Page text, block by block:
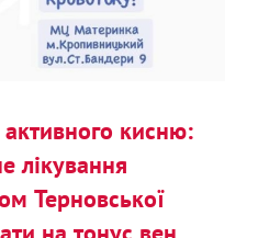
кисню:
лікування
Терновської